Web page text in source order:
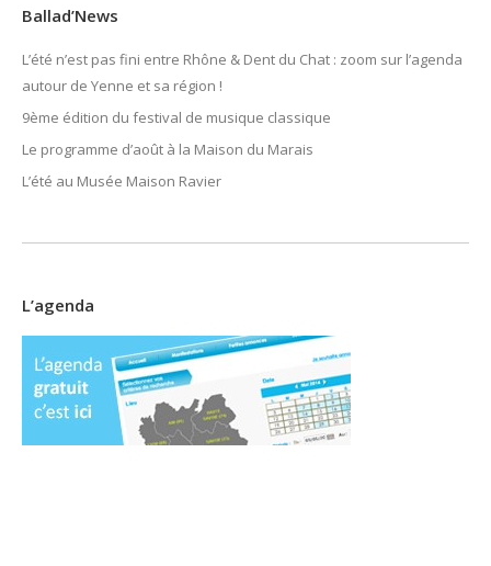
Ballad’News
L’été n’est pas fini entre Rhône & Dent du Chat : zoom sur l’agenda
autour de Yenne et sa région !
9ème édition du festival de musique classique
Le programme d’août à la Maison du Marais
L’été au Musée Maison Ravier
L’agenda